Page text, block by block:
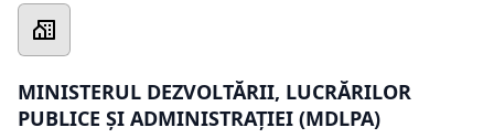
MINISTERUL DEZVOLTĂRII, LUCRĂRILOR
PUBLICE ȘI ADMINISTRAȚIEI (MDLPA)